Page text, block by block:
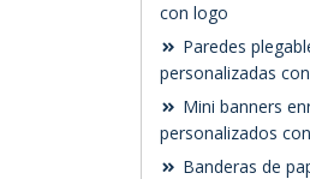
con logo
Paredes
personalizadas
Mini banners
personalizados
Banderas de